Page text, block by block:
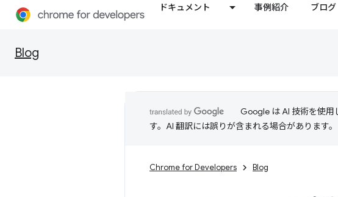
ドキュメント 事例紹介 ブログ
Blog
Google は AI 技術を使用
す。AI 翻訳には誤りが含まれる場合があります。
Chrome for Developers Blog